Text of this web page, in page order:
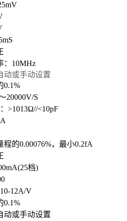
10MHz
动或手动设置
0.1%
20000V/S
>1013Ω//<10pF
程的0.00076%，最小0.2fA
档)
10-12A/V
0.1%
动或手动设置